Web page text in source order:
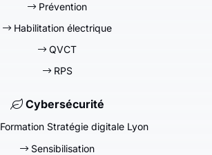
Prévention
Habilitation électrique
QVCT
RPS
Cybersécurité
Formation Stratégie digitale Lyon
Sensibilisation